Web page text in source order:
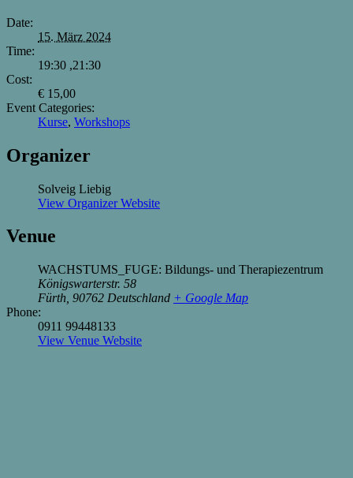
Date:
15. März 2024
Time:
19:30 ,21:30
Cost:
€ 15,00
Event Categories:
Kurse, Workshops
Organizer
Solveig Liebig
View Organizer Website
Venue
WACHSTUMS_FUGE: Bildungs- und Therapiezentrum
Königswarterstr. 58
Fürth 90762 Deutschland + Google Map
Phone:
0911 99448133
View Venue Website